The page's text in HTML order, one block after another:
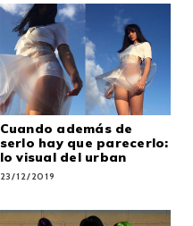
Cuando además de
serlo hay que parecerlo:
lo visual del urban
23/12/2019